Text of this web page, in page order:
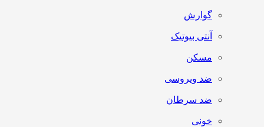
گوارش
آنتی‌ بیوتیک
مسکن
ضد ویروسی
ضد سرطان
خونی